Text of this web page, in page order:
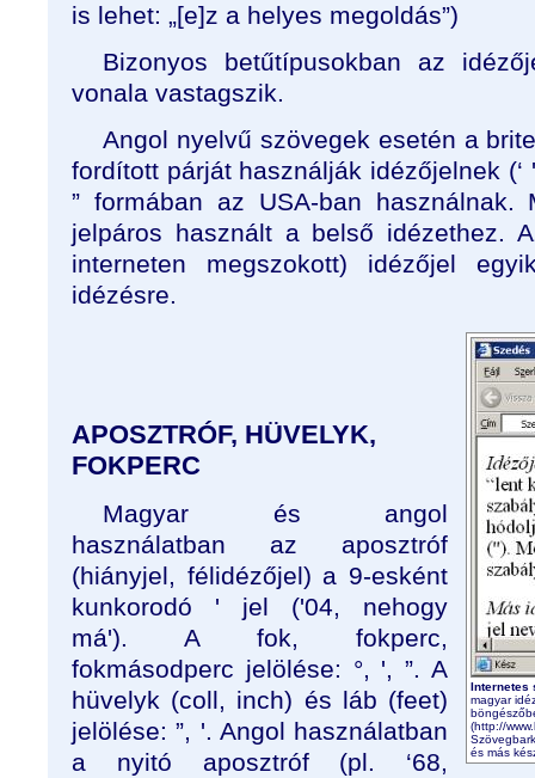
is lehet: „[e]z a helyes megoldás”)
Bizonyos betűtípusokban az
vonala vastagszik.
Angol nyelvű szövegek esetén a
fordított párját használják idézőjelnek
” formában az USA-ban használnak.
jelpáros használt a belső idézethez.
interneten megszokott) idézőjel
idézésre.
Internetes
magyar
(http://
és más
APOSZTRÓF, HÜVELYK,
FOKPERC
Magyar és angol
használatban az aposztróf
(hiányjel, félidézőjel) a 9-esként
kunkorodó ' jel ('04, nehogy
má'). A fok, fokperc,
fokmásodperc jelölése: °, ', ”. A
hüvelyk (coll, inch) és láb (feet)
jelölése: ”, '. Angol használatban
a nyitó aposztróf (pl. ‘68,